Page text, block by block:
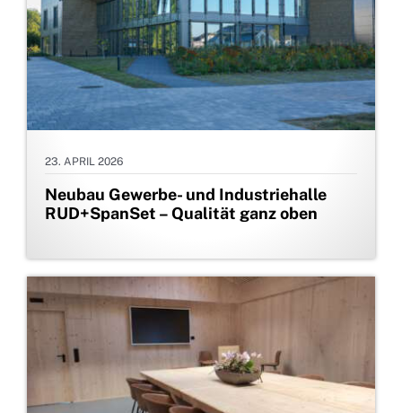
23. APRIL 2026
Neubau Gewerbe- und Industriehalle
RUD+SpanSet – Qualität ganz oben